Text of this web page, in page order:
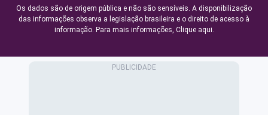
Os dados são de origem pública e não são sensíveis. A disponibilização
das informações observa a legislação brasileira e o direito de acesso à
informação. Para mais informações, Clique aqui.